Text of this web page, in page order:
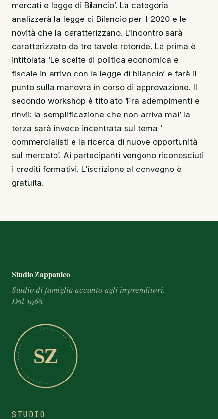
mercati e legge di Bilancio’. La categoria
analizzerà la legge di Bilancio per il 2020 e le
novità che la caratterizzano. L’incontro sarà
caratterizzato da tre tavole rotonde. La prima è
intitolata ‘Le scelte di politica economica e
fiscale in arrivo con la legge di bilancio’ e farà il
punto sulla manovra in corso di approvazione. Il
secondo workshop è titolato ‘Fra adempimenti e
rinvii: la semplificazione che non arriva mai’ la
terza sarà invece incentrata sul tema ‘I
commercialisti e la ricerca di nuove opportunità
sul mercato’. Ai partecipanti vengono riconosciuti
i crediti formativi. L’iscrizione al convegno è
gratuita.
Footer e informazioni
Studio Zappanico
Studio di famiglia accanto agli imprenditori.
Dal 1968.
SZ
STUDIO